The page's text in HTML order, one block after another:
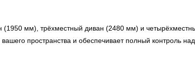
(1950 мм), трёхместный диван (2480 мм) и
пространства и обеспечивает полный контроль